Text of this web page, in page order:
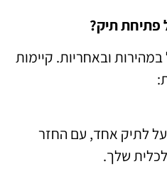
פתיחת תיק?
ובאחריות. קיימות
לתיק אחד, עם החזר
שלך.